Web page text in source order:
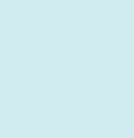
の塊！
道府県とは？